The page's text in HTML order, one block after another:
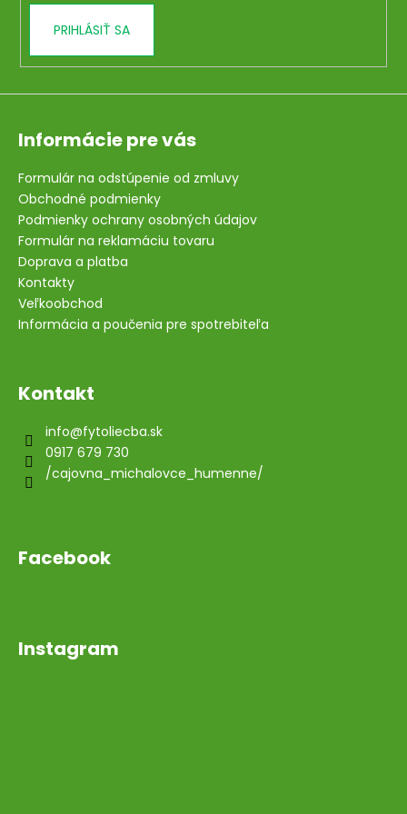
s
PRIHLÁSIŤ SA
Informácie pre vás
Formulár na odstúpenie od zmluvy
Obchodné podmienky
Podmienky ochrany osobných údajov
Formulár na reklamáciu tovaru
Doprava a platba
Kontakty
Veľkoobchod
Informácia a poučenia pre spotrebiteľa
Kontakt
info@fytoliecba.sk
0917 679 730
/cajovna_michalovce_humenne/
Facebook
Instagram